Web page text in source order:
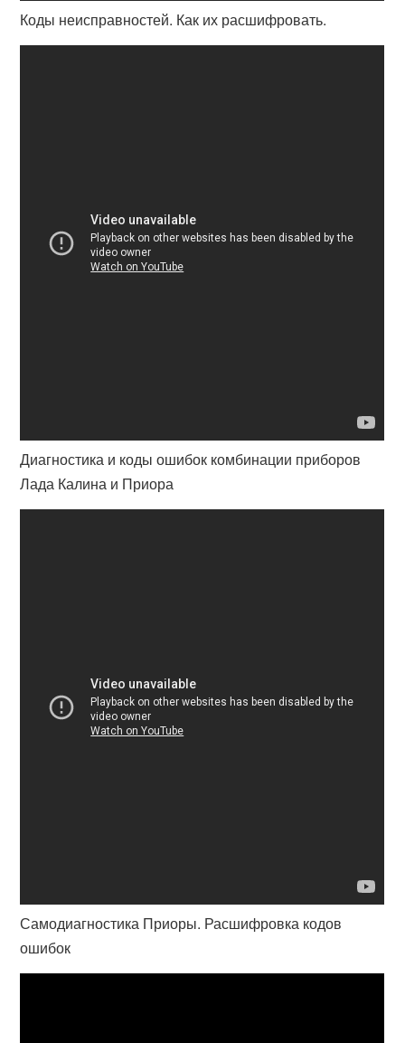
Коды неисправностей. Как их расшифровать.
Диагностика и коды ошибок комбинации приборов
Лада Калина и Приора
Самодиагностика Приоры. Расшифровка кодов
ошибок